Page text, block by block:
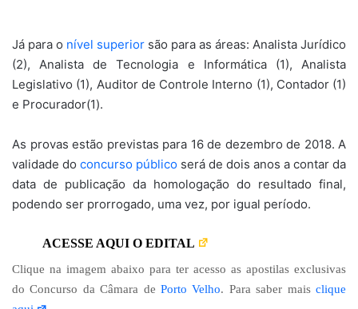
Já para o nível superior são para as áreas: Analista Jurídico
(2), Analista de Tecnologia e Informática (1), Analista
Legislativo (1), Auditor de Controle Interno (1), Contador (1)
e Procurador(1).
As provas estão previstas para 16 de dezembro de 2018. A
validade do concurso público será de dois anos a contar da
data de publicação da homologação do resultado final,
podendo ser prorrogado, uma vez, por igual período.
ACESSE AQUI O EDITAL
Clique na imagem abaixo para ter acesso as apostilas exclusivas
do Concurso da Câmara de Porto Velho. Para saber maisclique